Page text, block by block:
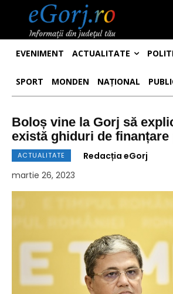
EVENIMENT ACTUALITATE
SPORT MONDEN NAȚIONAL
Boloș vine la Gorj să
există ghiduri de finanțare
ACTUALITATE
Redacția eGorj
martie 26, 2023